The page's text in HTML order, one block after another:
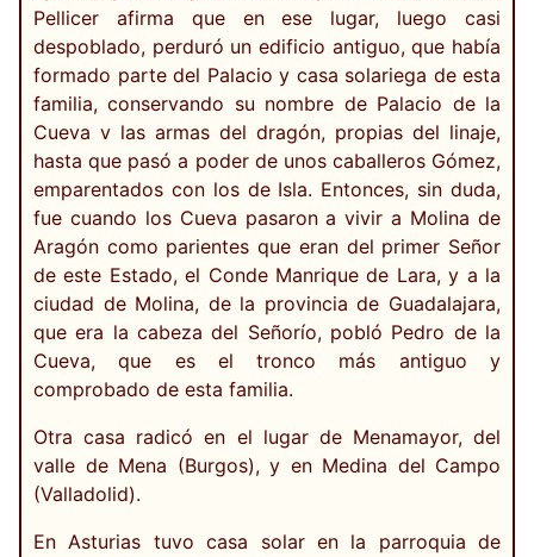
Pellicer afirma que en ese lugar, luego casi
despoblado, perduró un edificio antiguo, que había
formado parte del Palacio y casa solariega de esta
familia, conservando su nombre de Palacio de la
Cueva v las armas del dragón, propias del linaje,
hasta que pasó a poder de unos caballeros Gómez,
emparentados con los de Isla. Entonces, sin duda,
fue cuando los Cueva pasaron a vivir a Molina de
Aragón como parientes que eran del primer Señor
de este Estado, el Conde Manrique de Lara, y a la
ciudad de Molina, de la provincia de Guadalajara,
que era la cabeza del Señorío, pobló Pedro de la
Cueva, que es el tronco más antiguo y
comprobado de esta familia.
Otra casa radicó en el lugar de Menamayor, del
valle de Mena (Burgos), y en Medina del Campo
(Valladolid).
En Asturias tuvo casa solar en la parroquia de